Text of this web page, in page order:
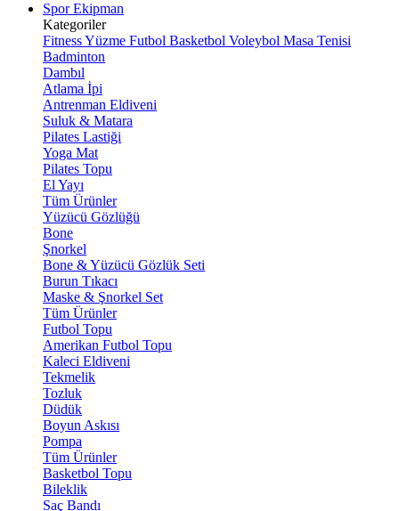
Spor Ekipman
Kategoriler
FitnessYüzme Futbol Basketbol Voleybol Masa Tenisi
Badminton
Dambıl
Atlama İpi
Antrenman Eldiveni
Suluk & Matara
Pilates Lastiği
Yoga Mat
Pilates Topu
El Yayı
Tüm Ürünler
Yüzücü Gözlüğü
Bone
Şnorkel
Bone & Yüzücü Gözlük Seti
Burun Tıkacı
Maske & Şnorkel Set
Tüm Ürünler
Futbol Topu
Amerikan Futbol Topu
Kaleci Eldiveni
Tekmelik
Tozluk
Düdük
Boyun Askısı
Pompa
Tüm Ürünler
Basketbol Topu
Bileklik
Saç Bandı